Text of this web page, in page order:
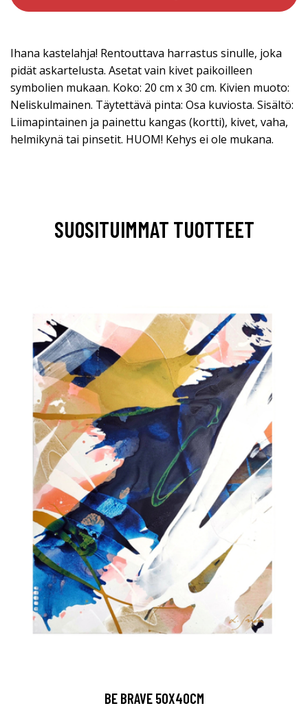
Ihana kastelahja! Rentouttava harrastus sinulle, joka
pidät askartelusta. Asetat vain kivet paikoilleen
symbolien mukaan. Koko: 20 cm x 30 cm. Kivien muoto:
Neliskulmainen. Täytettävä pinta: Osa kuviosta. Sisältö:
Liimapintainen ja painettu kangas (kortti), kivet, vaha,
helmikynä tai pinsetit. HUOM! Kehys ei ole mukana.
SUOSITUIMMAT TUOTTEET
BE BRAVE 50X40CM